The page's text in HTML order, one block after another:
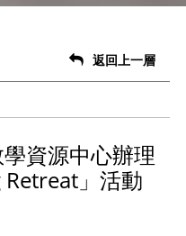
返回上一層
資源中心辦理
Retreat」活動